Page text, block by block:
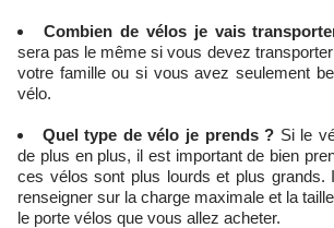
Combien de vélos je vais
sera pas le même si vous devez
votre famille ou si vous avez seulement
vélo.
Quel type de vélo je prends ? Si le
de plus en plus, il est important de bien
ces vélos sont plus lourds et plus grands.
renseigner sur la charge maximale et la
le porte vélos que vous allez acheter.